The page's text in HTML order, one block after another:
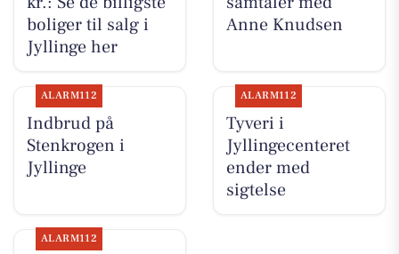
boliger til salg i
Jyllinge her
Anne Knudsen
ALARM112
Indbrud på
Stenkrogen i
Jyllinge
ALARM112
Tyveri i
Jyllingecenteret
ender med
sigtelse
ALARM112